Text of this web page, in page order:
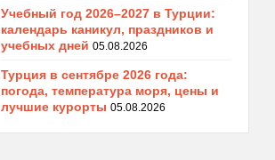
Учебный год 2026–2027 в Турции:
календарь каникул, праздников и
учебных дней 05.08.2026
Турция в сентябре 2026 года:
погода, температура моря, цены и
лучшие курорты 05.08.2026